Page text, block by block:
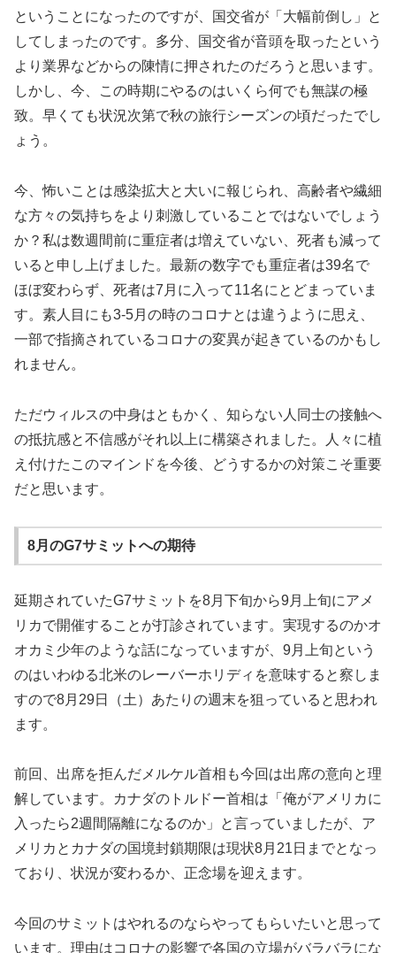
ということになったのですが、国交省が「大幅前倒し」と
してしまったのです。多分、国交省が音頭を取ったという
より業界などからの陳情に押されたのだろうと思います。
しかし、今、この時期にやるのはいくら何でも無謀の極
致。早くても状況次第で秋の旅行シーズンの頃だったでし
ょう。
今、怖いことは感染拡大と大いに報じられ、高齢者や繊細
な方々の気持ちをより刺激していることではないでしょう
か？私は数週間前に重症者は増えていない、死者も減って
いると申し上げました。最新の数字でも重症者は39名で
ほぼ変わらず、死者は7月に入って11名にとどまっていま
す。素人目にも3-5月の時のコロナとは違うように思え、
一部で指摘されているコロナの変異が起きているのかもし
れません。
ただウィルスの中身はともかく、知らない人同士の接触へ
の抵抗感と不信感がそれ以上に構築されました。人々に植
え付けたこのマインドを今後、どうするかの対策こそ重要
だと思います。
8月のG7サミットへの期待
延期されていたG7サミットを8月下旬から9月上旬にアメ
リカで開催することが打診されています。実現するのかオ
オカミ少年のような話になっていますが、9月上旬という
のはいわゆる北米のレーバーホリディを意味すると察しま
すので8月29日（土）あたりの週末を狙っていると思われ
ます。
前回、出席を拒んだメルケル首相も今回は出席の意向と理
解しています。カナダのトルドー首相は「俺がアメリカに
入ったら2週間隔離になるのか」と言っていましたが、ア
メリカとカナダの国境封鎖期限は現状8月21日までとなっ
ており、状況が変わるか、正念場を迎えます。
今回のサミットはやれるのならやってもらいたいと思って
います。理由はコロナの影響で各国の立場がバラバラにな